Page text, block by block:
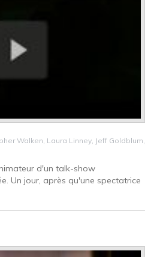
Walken, Laura Linney, Jeff Goldblum,
d'un talk-show
Un jour, après qu'une spectatrice